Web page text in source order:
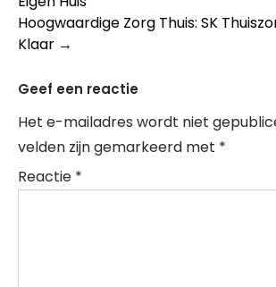
navigation
Hoogwaardige Zorg Thuis: SK
Klaar →
Geef een reactie
Het e-mailadres wordt niet
velden zijn gemarkeerd met *
Reactie *